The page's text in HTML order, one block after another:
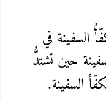
السفينة في
حين تشتدُّ
السفينة.